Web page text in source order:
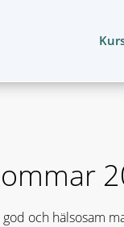
och hälsosam